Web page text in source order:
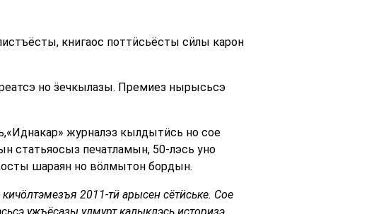
книгаос поттӥсьёсты сӥлы карон
но ӟечкылазы. Премиез нырысьсэ
журналэз кылдытӥсь но сое
статьяосыз печатламын, 50-лэсь уно
шараян но вӧлмытон бордын.
кичӧлтэмезъя 2011-тӥ арысен сётӥське. Сое
ужъёсазы удмурт калыклэсь историзэ,